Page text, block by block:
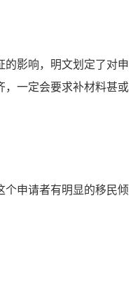
影响，明文划定了对申
，一定会要求补材料甚或
个申请者有明显的移民倾